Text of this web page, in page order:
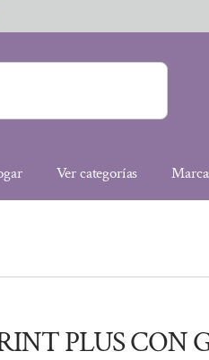
Ver categorías
PLUS CON